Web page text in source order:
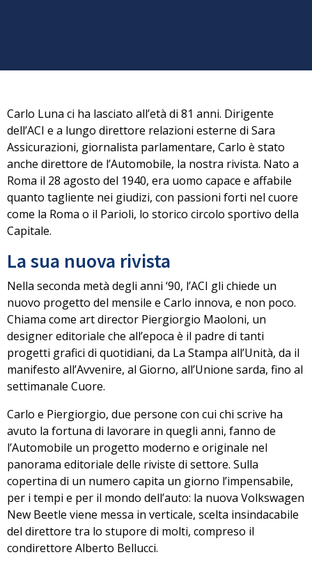
Carlo Luna ci ha lasciato all’età di 81 anni. Dirigente
dell’ACI e a lungo direttore relazioni esterne di Sara
Assicurazioni, giornalista parlamentare, Carlo è stato
anche direttore de l’Automobile, la nostra rivista. Nato a
Roma il 28 agosto del 1940, era uomo capace e affabile
quanto tagliente nei giudizi, con passioni forti nel cuore
come la Roma o il Parioli, lo storico circolo sportivo della
Capitale.
La sua nuova rivista
Nella seconda metà degli anni ‘90, l’ACI gli chiede un
nuovo progetto del mensile e Carlo innova, e non poco.
Chiama come art director Piergiorgio Maoloni, un
designer editoriale che all’epoca è il padre di tanti
progetti grafici di quotidiani, da La Stampa all’Unità, da il
manifesto all’Avvenire, al Giorno, all’Unione sarda, fino al
settimanale Cuore.
Carlo e Piergiorgio, due persone con cui chi scrive ha
avuto la fortuna di lavorare in quegli anni, fanno de
l’Automobile un progetto moderno e originale nel
panorama editoriale delle riviste di settore. Sulla
copertina di un numero capita un giorno l’impensabile,
per i tempi e per il mondo dell’auto: la nuova Volkswagen
New Beetle viene messa in verticale, scelta insindacabile
del direttore tra lo stupore di molti, compreso il
condirettore Alberto Bellucci.